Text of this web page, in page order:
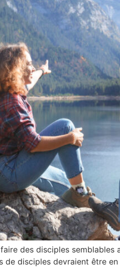
des disciples
disciples devraient être